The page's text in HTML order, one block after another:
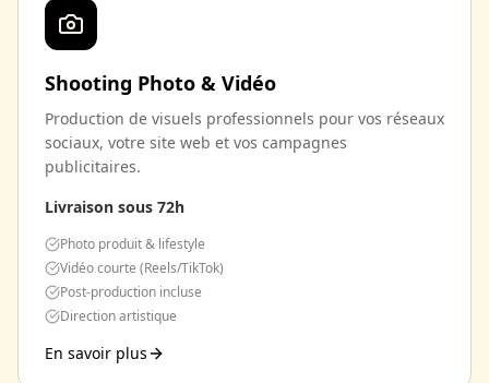
Shooting Photo & Vidéo
Production de visuels professionnels pour vos réseaux
sociaux, votre site web et vos campagnes
publicitaires.
Livraison sous 72h
Photo produit & lifestyle
Vidéo courte (Reels/TikTok)
Post-production incluse
Direction artistique
En savoir plus